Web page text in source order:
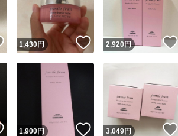
いいね！
1,430円 いいね！
2,920円
いいね！
1,900円 いいね！
3,049円